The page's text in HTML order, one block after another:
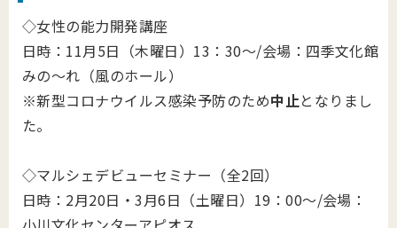
◇女性の能力開発講座
日時：11月5日（木曜日）13：30～/会場：四季文化館
みの～れ（風のホール）
※新型コロナウイルス感染予防のため中止となりまし
た。
◇マルシェデビューセミナー（全2回）
日時：2月20日・3月6日（土曜日）19：00～/会場：